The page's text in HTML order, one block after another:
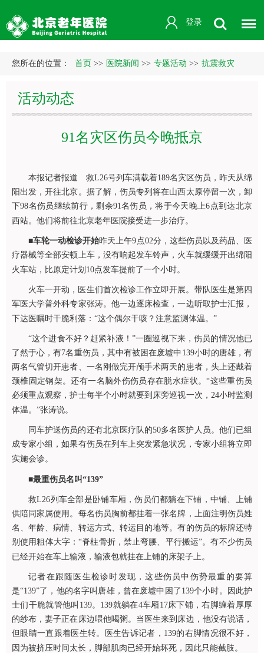
登录
您所在的位置： 首页 >> 医院新闻 >> 专题活动 >> 抗震救灾
活动动态
91名灾区伤员今晚抵京
本报记者报道 救L26号列车满载着189名灾区伤员，昨天从绵
阳出发，开往北京。据了解，伤员专列将在山西太原停留一次，卸
下98名伤员继续前行，剩余91名伤员，将于今天晚上6点到达北京
西站。他们将前往北京老年医院接受进一步治疗。
■车轮一动检诊开始昨天上午9点02分，这些伤员以及药品、医
疗器械等全部安顿上车，没有响起发车铃声，火车就缓缓开出绵阳
火车站，比原定计划10点发车提前了一个小时。
火车一开动，医生们首次检诊工作立即开展。带队医生是第四
军医大学普外科专家张涛。他一边逐床检查，一边听取护士汇报，
下达医嘱时干脆利落：“这个偶尔干咳？注意监测体温。”
“这个进食不好？赶紧补液！”一圈巡视下来，伤员的情况他已
了然于心，有7名重伤员，其中有被困在废墟中139小时的唐雄，有
两名气管切开患者、一名刚做完开颅手术两天的患者，头上还戴着
颈椎固定钢架。还有一名脑外伤伤员存在脱水症状。“这些重伤员
必须重点观察，护士每半个小时就要到床旁巡视一次，24小时监测
体温。”张涛说。
同车护送伤员的还有北京医疗队的50多名医护人员。他们已组
成专家小组，如果有伤员在列车上突发紧急状况，专家小组将立即
实施会诊。
■最重伤员名叫“139”
救L26列车全部是卧铺车厢，伤员们都躺在下铺，中铺、上铺
供陪同家属使用。每名伤员胸前都挂着一张名牌，上面注明伤员姓
名、年龄、病情、转运方式、转运目的地等。有的伤员的标牌还特
别使用粗体大字：“脊柱骨折，禁止弯腰、平行搬运”。有不少伤员
已经开始在车上输液，输液包就挂在上铺的床架子上。
记者在跟随医生检诊时发现，这些伤员中伤势最重的要算
是“139”了，他的名字叫唐雄，曾在废墟中困了139个小时。因此护
士们干脆就管他叫139。139就躺在4车厢17床下铺，右脚缠着厚厚
的纱布，妻子正在床边喂他喝粥。当医生来到床边，他没有说话，
但眼睛一直跟着医生转。医生告诉记者，139的右脚情况很不好，
因为被挤压时间太长，脚部肌肉已经开始坏死，因此只能截肢。